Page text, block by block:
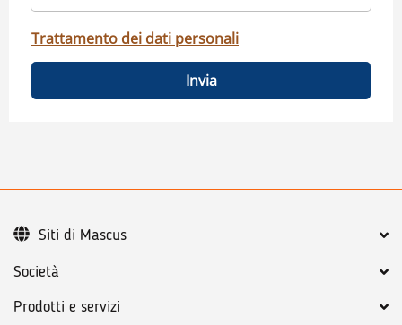
Trattamento dei dati personali
Invia
Società
Prodotti e servizi
Siti di Mascus